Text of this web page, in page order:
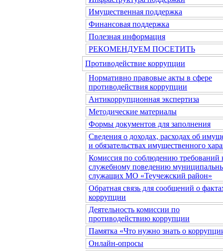
Имущественная поддержка
Финансовая поддержка
Полезная информация
РЕКОМЕНДУЕМ ПОСЕТИТЬ
Противодействие коррупции
Нормативно правовые акты в сфере
противодействия коррупции
Антикоррупционная экспертиза
Методические материалы
Формы документов для заполнения
Сведения о доходах, расходах об
и обязательствах имущественного
Комиссия по соблюдению требований
служебному поведению
служащих МО «Теучежский район»
Обратная связь для сообщений о
коррупции
Деятельность комиссии по
противодействию коррупции
Памятка «Что нужно знать о
Онлайн-опросы